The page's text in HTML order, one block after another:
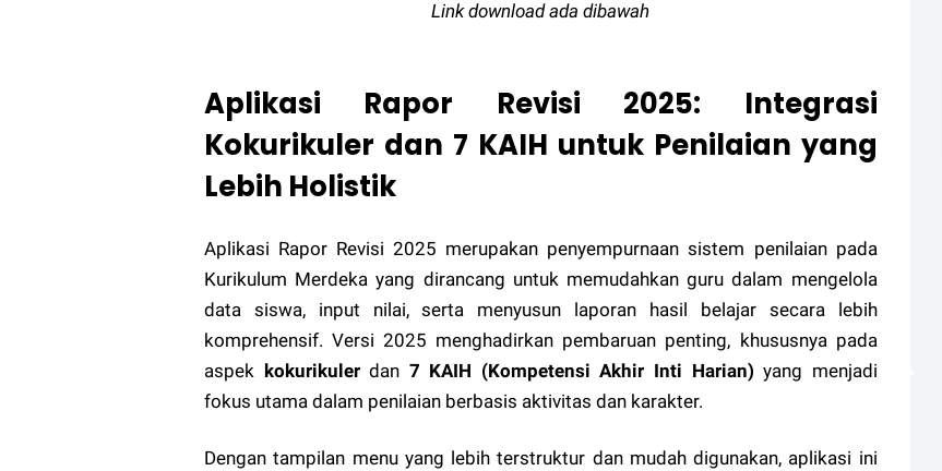
Link download ada dibawah
Aplikasi Rapor Revisi 2025: Integrasi
Kokurikuler dan 7 KAIH untuk Penilaian yang
Lebih Holistik
Aplikasi Rapor Revisi 2025 merupakan penyempurnaan sistem penilaian pada
Kurikulum Merdeka yang dirancang untuk memudahkan guru dalam mengelola
data siswa, input nilai, serta menyusun laporan hasil belajar secara lebih
komprehensif. Versi 2025 menghadirkan pembaruan penting, khususnya pada
aspek kokurikulerdan 7 KAIH (Kompetensi Akhir Inti Harian) yang menjadi
fokus utama dalam penilaian berbasis aktivitas dan karakter.
Dengan tampilan menu yang lebih terstruktur dan mudah digunakan, aplikasi ini